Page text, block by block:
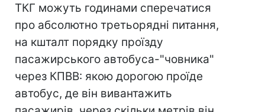
ТКГ можуть годинами сперечатися
про абсолютно третьорядні питання,
на кшталт порядку проїзду
пасажирського автобуса-"човника"
через КПВВ: якою дорогою проїде
автобус, де він вивантажить